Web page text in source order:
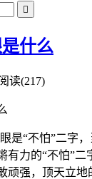

什么
读(217)
“不怕”二字，
有力的“不怕”二
顽强，顶天立地